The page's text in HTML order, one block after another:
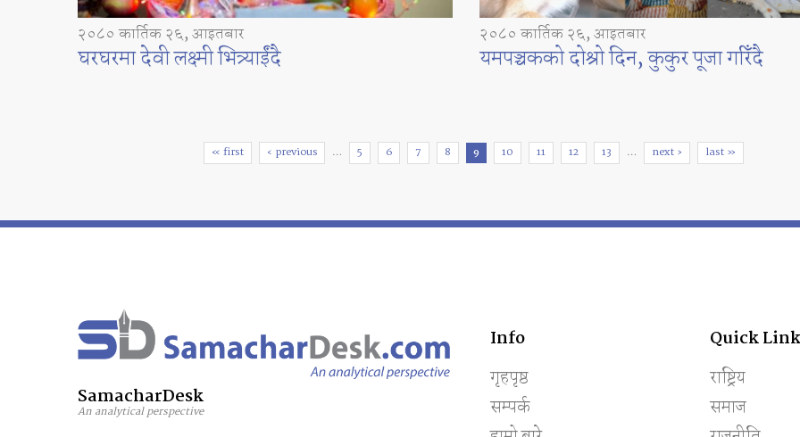
२०८० कार्तिक २६, आइतबार
घरघरमा देवी लक्ष्मी भित्र्याईंदै
२०८० कार्तिक २६, आइतबार
यमपञ्चकको दोश्रो दिन, कुकुर पूजा गरिँदै
« first ‹ previous … 5 6 7 8 9 10 11 12 13 … next › last »
SamacharDesk
An analytical perspective
Info
गृहपृष्ठ
सम्पर्क
Quick
राष्ट्रिय
समाज